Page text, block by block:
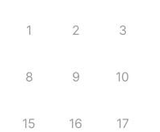
1 2 3
8 9 10
15 16 17